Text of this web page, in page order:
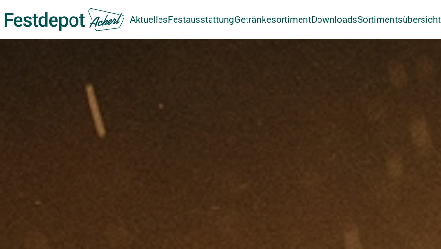
Zum Hauptinhalt springen AktuellesFestausstattungGetränkesortimentDownloadsSortimentsübersicht